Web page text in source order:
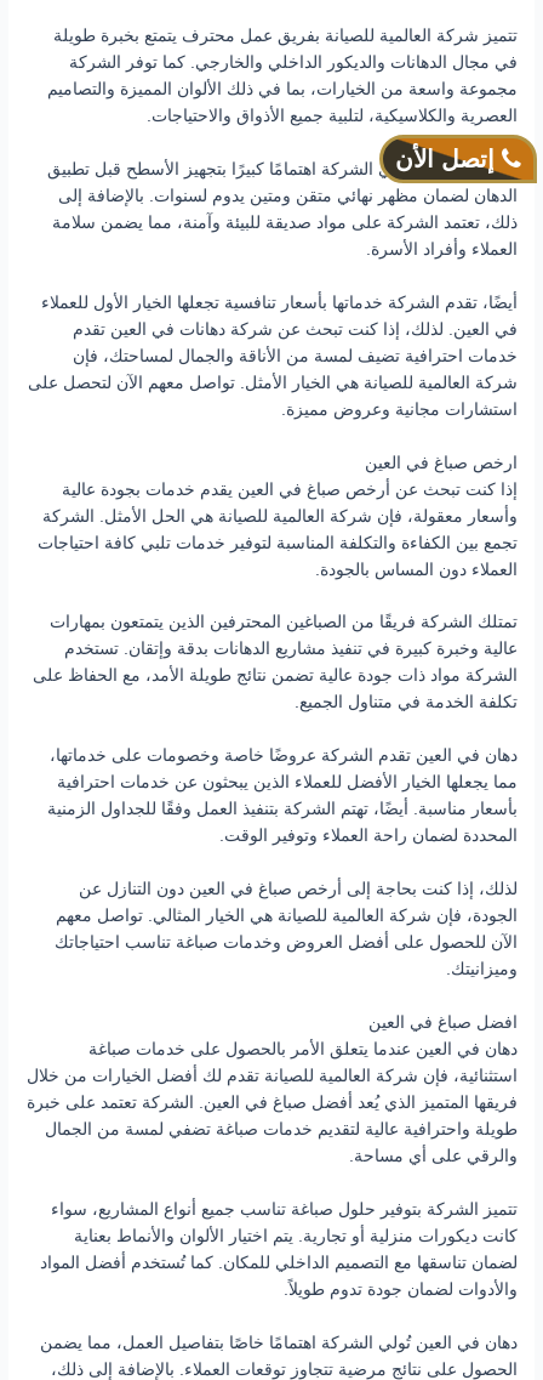
تتميز شركة العالمية للصيانة بفريق عمل محترف يتمتع بخبرة طويلة
في مجال الدهانات والديكور الداخلي والخارجي. كما توفر الشركة
مجموعة واسعة من الخيارات، بما في ذلك الألوان المميزة والتصاميم
العصرية والكلاسيكية، لتلبية جميع الأذواق والاحتياجات.
دهان في العين تُولي الشركة اهتمامًا كبيرًا بتجهيز الأسطح قبل تطبيق
الدهان لضمان مظهر نهائي متقن ومتين يدوم لسنوات. بالإضافة إلى
ذلك، تعتمد الشركة على مواد صديقة للبيئة وآمنة، مما يضمن سلامة
العملاء وأفراد الأسرة.
أيضًا، تقدم الشركة خدماتها بأسعار تنافسية تجعلها الخيار الأول للعملاء
في العين. لذلك، إذا كنت تبحث عن شركة دهانات في العين تقدم
خدمات احترافية تضيف لمسة من الأناقة والجمال لمساحتك، فإن
شركة العالمية للصيانة هي الخيار الأمثل. تواصل معهم الآن لتحصل على
استشارات مجانية وعروض مميزة.
ارخص صباغ في العين
إذا كنت تبحث عن أرخص صباغ في العين يقدم خدمات بجودة عالية
وأسعار معقولة، فإن شركة العالمية للصيانة هي الحل الأمثل. الشركة
تجمع بين الكفاءة والتكلفة المناسبة لتوفير خدمات تلبي كافة احتياجات
العملاء دون المساس بالجودة.
تمتلك الشركة فريقًا من الصباغين المحترفين الذين يتمتعون بمهارات
عالية وخبرة كبيرة في تنفيذ مشاريع الدهانات بدقة وإتقان. تستخدم
الشركة مواد ذات جودة عالية تضمن نتائج طويلة الأمد، مع الحفاظ على
تكلفة الخدمة في متناول الجميع.
دهان في العين تقدم الشركة عروضًا خاصة وخصومات على خدماتها،
مما يجعلها الخيار الأفضل للعملاء الذين يبحثون عن خدمات احترافية
بأسعار مناسبة. أيضًا، تهتم الشركة بتنفيذ العمل وفقًا للجداول الزمنية
المحددة لضمان راحة العملاء وتوفير الوقت.
لذلك، إذا كنت بحاجة إلى أرخص صباغ في العين دون التنازل عن
الجودة، فإن شركة العالمية للصيانة هي الخيار المثالي. تواصل معهم
الآن للحصول على أفضل العروض وخدمات صباغة تناسب احتياجاتك
وميزانيتك.
افضل صباغ في العين
دهان في العين عندما يتعلق الأمر بالحصول على خدمات صباغة
استثنائية، فإن شركة العالمية للصيانة تقدم لك أفضل الخيارات من خلال
فريقها المتميز الذي يُعد أفضل صباغ في العين. الشركة تعتمد على خبرة
طويلة واحترافية عالية لتقديم خدمات صباغة تضفي لمسة من الجمال
والرقي على أي مساحة.
تتميز الشركة بتوفير حلول صباغة تناسب جميع أنواع المشاريع، سواء
كانت ديكورات منزلية أو تجارية. يتم اختيار الألوان والأنماط بعناية
لضمان تناسقها مع التصميم الداخلي للمكان. كما تُستخدم أفضل المواد
والأدوات لضمان جودة تدوم طويلاً.
دهان في العين تُولي الشركة اهتمامًا خاصًا بتفاصيل العمل، مما يضمن
الحصول على نتائج مرضية تتجاوز توقعات العملاء. بالإضافة إلى ذلك،
إتصل الأن